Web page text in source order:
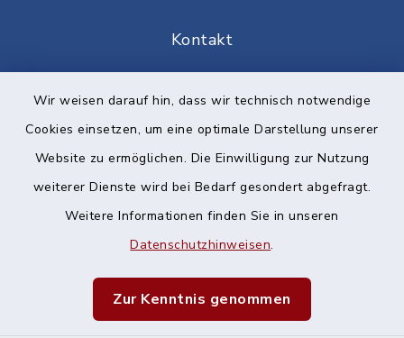
Wir weisen darauf hin, dass wir technisch notwendige
Cookies einsetzen, um eine optimale Darstellung unserer
Website zu ermöglichen. Die Einwilligung zur Nutzung
weiterer Dienste wird bei Bedarf gesondert abgefragt.
Weitere Informationen finden Sie in unseren
Datenschutzhinweisen.
Zur Kenntnis genommen
Kontakt
Datenschutz
Impressum
Sitemap
Cookie-Einstellungen